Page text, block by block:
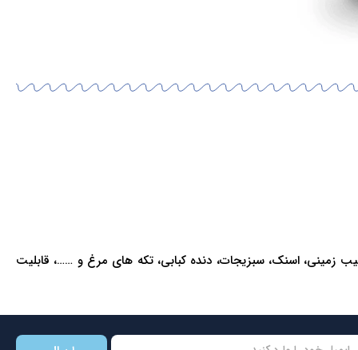
کامل ، کیک، استیک، میگو، سیب زمینی، اسنک، سبزیجات، دنده کبابی، تکه های مرغ و ……، قابلیت